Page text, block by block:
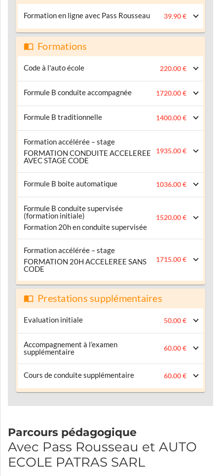
Formation en ligne avec Pass Rousseau 39.90 €
Formations
Code à l'auto école 220.00 €
Formule B conduite accompagnée 1720.00 €
Formule B traditionnelle 1400.00 €
Formation accélérée – stage
FORMATION CONDUITE ACCELEREE
AVEC STAGE CODE
1935.00 €
Formule B boite automatique 1036.00 €
Formule B conduite supervisée
(formation initiale)
Formation 20h en conduite supervisée
1520.00 €
Formation accélérée – stage
FORMATION 20H ACCELEREE SANS
CODE
1715.00 €
Prestations supplémentaires
Evaluation initiale 50.00 €
Accompagnement à l’examen
supplémentaire
60.00 €
Cours de conduite supplémentaire 60.00 €
Parcours pédagogique
Avec Pass Rousseau et AUTO
ECOLE PATRAS SARL